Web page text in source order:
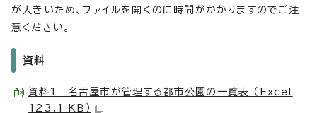
が大きいため、ファイルを開くのに時間がかかりますのでご注
意ください。
資料
資料1 名古屋市が管理する都市公園の一覧表 （Excel
123.1 KB）